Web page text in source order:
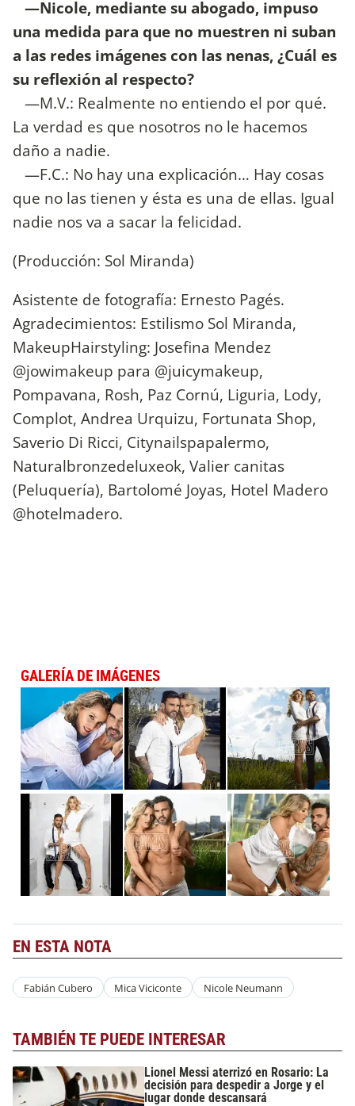
—Nicole, mediante su abogado, impuso
una medida para que no muestren ni suban
a las redes imágenes con las nenas, ¿Cuál es
su reflexión al respecto?
—M.V.: Realmente no entiendo el por qué.
La verdad es que nosotros no le hacemos
daño a nadie.
—F.C.: No hay una explicación… Hay cosas
que no las tienen y ésta es una de ellas. Igual
nadie nos va a sacar la felicidad.
(Producción: Sol Miranda)
Asistente de fotografía: Ernesto Pagés.
Agradecimientos: Estilismo Sol Miranda,
MakeupHairstyling: Josefina Mendez
@jowimakeup para @juicymakeup,
Pompavana, Rosh, Paz Cornú, Liguria, Lody,
Complot, Andrea Urquizu, Fortunata Shop,
Saverio Di Ricci, Citynailspapalermo,
Naturalbronzedeluxeok, Valier canitas
(Peluquería), Bartolomé Joyas, Hotel Madero
@hotelmadero.
GALERÍA DE IMÁGENES
EN ESTA NOTA
Fabián Cubero Mica Viciconte Nicole Neumann
TAMBIÉN TE PUEDE INTERESAR
Lionel Messi aterrizó en Rosario: La
decisión para despedir a Jorge y el
lugar donde descansará